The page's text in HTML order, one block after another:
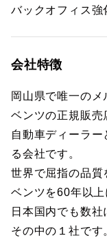
バックオフィス強
会社特徴
岡山県で唯一のメ
ベンツの正規販売
自動車ディーラ
る会社です。
世界で屈指の品質
ベンツを60年以上
日本国内でも数社
その中の１社です